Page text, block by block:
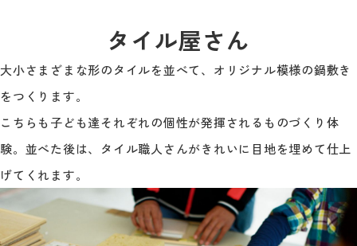
タイル屋さん
大小さまざまな形のタイルを並べて、オリジナル模様の鍋敷き
をつくります。
こちらも子ども達それぞれの個性が発揮されるものづくり体
験。並べた後は、タイル職人さんがきれいに目地を埋めて仕上
げてくれます。